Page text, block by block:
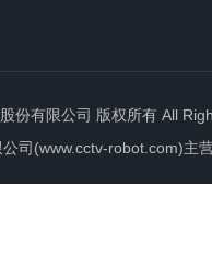
份有限公司 版权所有 All
司(www.cctv-robot.com)主